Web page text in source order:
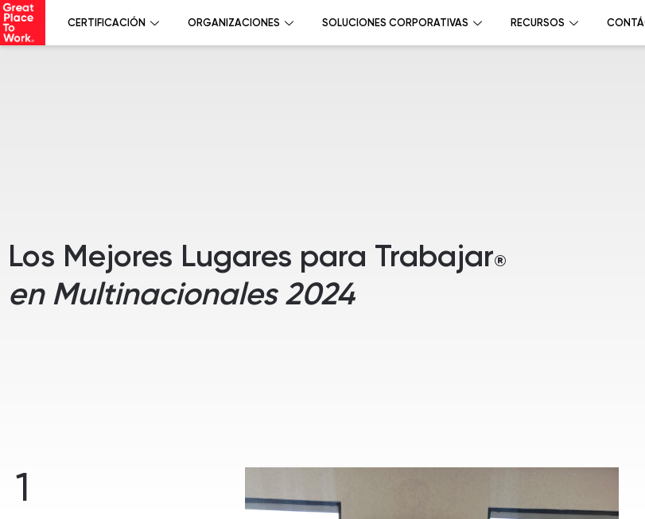
CERTIFICACIÓN ORGANIZACIONES SOLUCIONES CORPORATIVAS RECURSOS
Los Mejores Lugares para Trabajar®
en Multinacionales 2024
1